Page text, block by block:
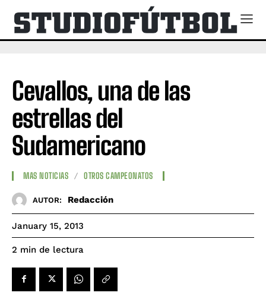
Cevallos, una de las
estrellas del
Sudamericano
MAS NOTICIAS OTROS CAMPEONATOS
AUTOR: Redacción
January 15, 2013
2 min de lectura